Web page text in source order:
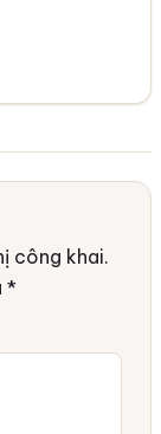
công khai.
*